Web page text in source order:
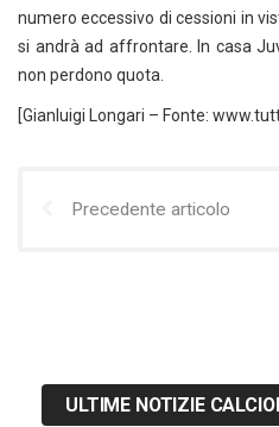
numero eccessivo di cessioni in
si andrà ad affrontare. In casa
non perdono quota.
[Gianluigi Longari – Fonte:
Precedente articolo
ULTIME NOTIZIE